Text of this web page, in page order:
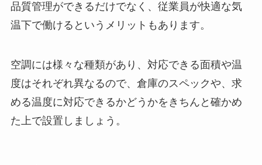
品質管理ができるだけでなく、従業員が快適な気
温下で働けるというメリットもあります。
空調には様々な種類があり、対応できる面積や温
度はそれぞれ異なるので、倉庫のスペックや、求
める温度に対応できるかどうかをきちんと確かめ
た上で設置しましょう。